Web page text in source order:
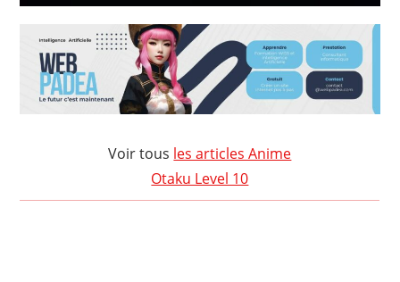
Voir tous les articles Anime
Otaku Level 10